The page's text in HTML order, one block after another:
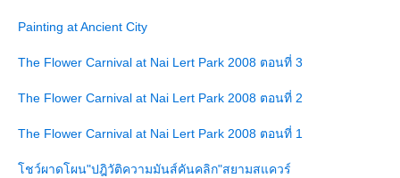
Painting at Ancient City
The Flower Carnival at Nai Lert Park 2008 ตอนที่ 3
The Flower Carnival at Nai Lert Park 2008 ตอนที่ 2
The Flower Carnival at Nai Lert Park 2008 ตอนที่ 1
ชว์ผาดโผน"ปฎิวัติความมันส์คันคลิก"สยามสแควร์